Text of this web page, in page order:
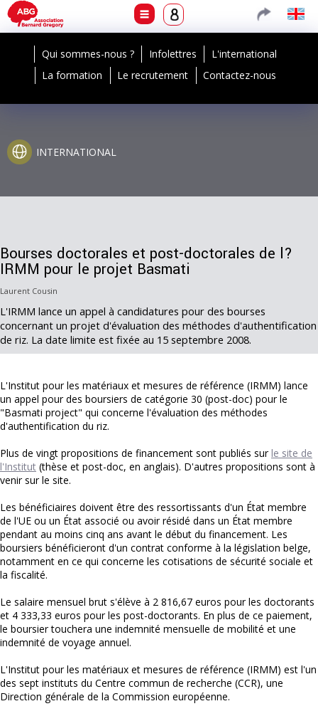
Qui sommes-nous ? Infolettres
L'international
La formation
Le recrutement Contactez-nous
INTERNATIONAL
Bourses doctorales et post-doctorales de l?
IRMM pour le projet Basmati
Laurent Cousin
L'IRMM lance un appel à candidatures pour des bourses
concernant un projet d'évaluation des méthodes d'authentification
de riz. La date limite est fixée au 15 septembre 2008.
L'Institut pour les matériaux et mesures de référence (IRMM) lance
un appel pour des boursiers de catégorie 30 (post-doc) pour le
"Basmati project" qui concerne l'évaluation des méthodes
d'authentification du riz.
Plus de vingt propositions de financement sont publiés sur le site de
l'Institut (thèse et post-doc, en anglais). D'autres propositions sont à
venir sur le site.
Les bénéficiaires doivent être des ressortissants d'un État membre
de l'UE ou un État associé ou avoir résidé dans un État membre
pendant au moins cinq ans avant le début du financement. Les
boursiers bénéficieront d'un contrat conforme à la législation belge,
notamment en ce qui concerne les cotisations de sécurité sociale et
la fiscalité.
Le salaire mensuel brut s'élève à 2 816,67 euros pour les doctorants
et 4 333,33 euros pour les post-doctorants. En plus de ce paiement,
le boursier touchera une indemnité mensuelle de mobilité et une
indemnité de voyage annuel.
L'Institut pour les matériaux et mesures de référence (IRMM) est l'un
des sept instituts du Centre commun de recherche (CCR), une
Direction générale de la Commission européenne.